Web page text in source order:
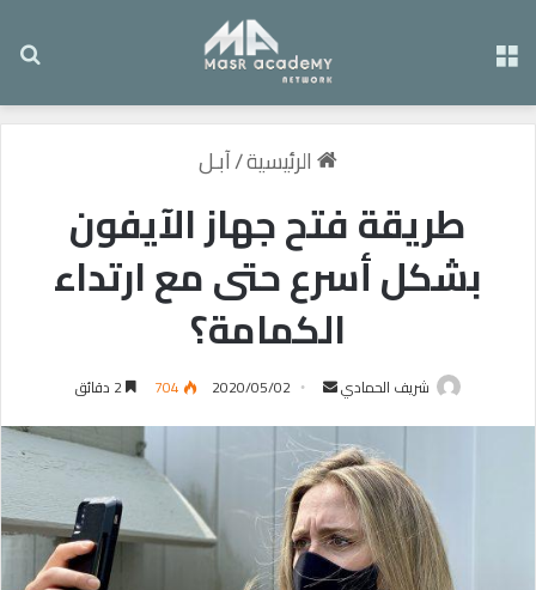
الرئيسية/آبـل
طريقة فتح جهاز الآيفون
بشكل أسرع حتى مع ارتداء
الكمامة؟
شريف الحمادي
س
ل
ب
ر
ي
2020/05/02
704